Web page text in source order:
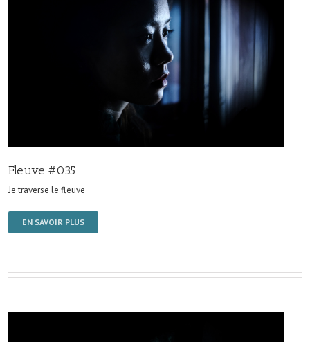
Fleuve #035
Je traverse le fleuve
EN SAVOIR PLUS